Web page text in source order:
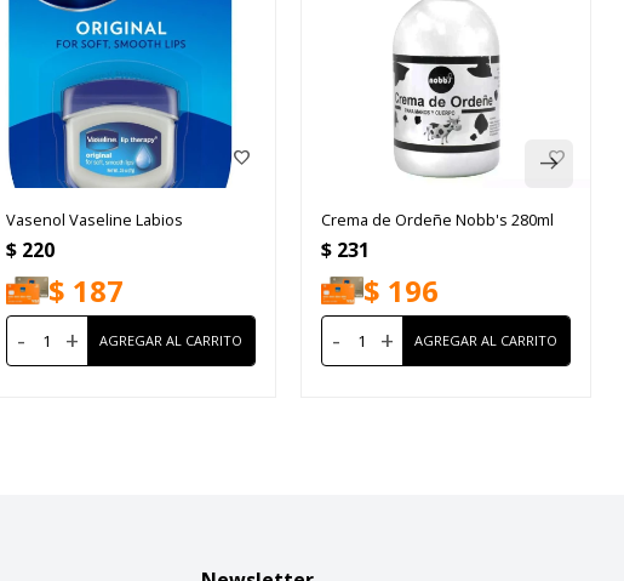
Vasenol Vaseline Labios
$ 220
$ 187
- +
Crema de Ordeñe Nobb's 280ml
$ 231
$ 196
- +